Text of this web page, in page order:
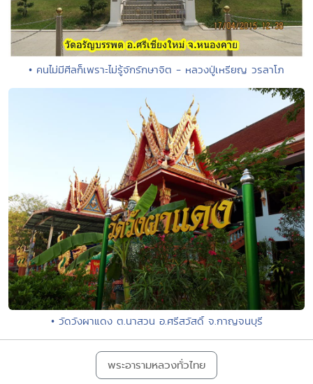
• คนไม่มีศีลก็เพราะไม่รู้จักรักษาจิต - หลวงปู่เหรียญ วรลาโภ
• วัดวังผาแดง ต.นาสวน อ.ศรีสวัสดิ์ จ.กาญจนบุรี
พระอารามหลวงทั่วไทย